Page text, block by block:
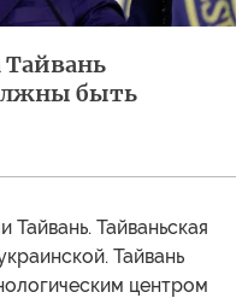
Тайвань
быть
Тайваньская
Тайвань
центром